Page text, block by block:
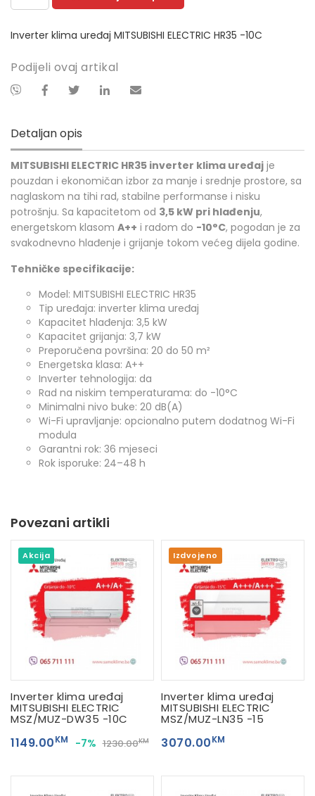
Inverter klima uređaj MITSUBISHI ELECTRIC HR35 -10C
Podijeli ovaj artikal
Detaljan opis
MITSUBISHI ELECTRIC HR35 inverter klima uređaj je
pouzdan i ekonomičan izbor za manje i srednje prostore, sa
naglaskom na tihi rad, stabilne performanse i nisku
potrošnju. Sa kapacitetom od 3,5 kW pri hlađenju,
energetskom klasom A++ i radom do -10°C, pogodan je za
svakodnevno hlađenje i grijanje tokom većeg dijela godine.
Tehničke specifikacije:
Model: MITSUBISHI ELECTRIC HR35
Tip uređaja: inverter klima uređaj
Kapacitet hlađenja: 3,5 kW
Kapacitet grijanja: 3,7 kW
Preporučena površina: 20 do 50 m²
Energetska klasa: A++
Inverter tehnologija: da
Rad na niskim temperaturama: do -10°C
Minimalni nivo buke: 20 dB(A)
Wi-Fi upravljanje: opcionalno putem dodatnog Wi-Fi
modula
Garantni rok: 36 mjeseci
Rok isporuke: 24–48 h
Povezani artikli
Akcija
Inverter klima uređaj
MITSUBISHI ELECTRIC
MSZ/MUZ-DW35 -10C
1149.00KM -7% 1230.00KM
Izdvojeno
Inverter klima uređaj
MITSUBISHI ELECTRIC
MSZ/MUZ-LN35 -15
3070.00KM